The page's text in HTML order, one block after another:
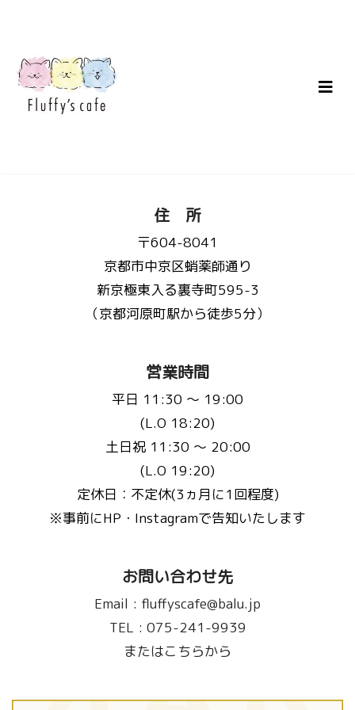
住 所
〒604-8041
京都市中京区蛸薬師通り
新京極東入る裏寺町595-3
（京都河原町駅から徒歩5分）
営業時間
平日 11:30 〜 19:00
(L.O 18:20)
土日祝 11:30 〜 20:00
(L.O 19:20)
定休日：不定休(3ヵ月に1回程度)
※事前にHP・Instagramで告知いたします
お問い合わせ先
Email : fluffyscafe@balu.jp
TEL : 075-241-9939
またはこちらから